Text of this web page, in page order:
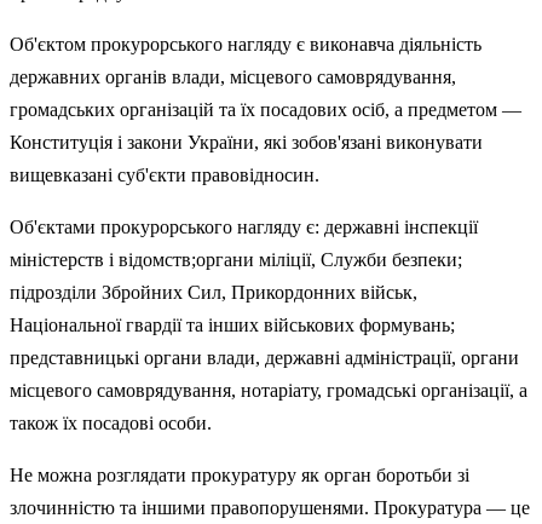
Об'єктом прокурорського нагляду є виконавча діяльність
державних органів влади, місцевого самоврядування,
громадських організацій та їх посадових осіб, а предметом —
Конституція і закони України, які зобов'язані виконувати
вищевказані суб'єкти правовідносин.
Об'єктами прокурорського нагляду є: державні інспекції
міністерств і відомств;органи міліції, Служби безпеки;
підрозділи Збройних Сил, Прикордонних військ,
Національної гвардії та інших військових формувань;
представницькі органи влади, державні адміністрації, органи
місцевого самоврядування, нотаріату, громадські орга­нізації, а
також їх посадові особи.
Не можна розглядати прокуратуру як орган боротьби зі
злочинністю та іншими правопорушенями. Прокуратура — це